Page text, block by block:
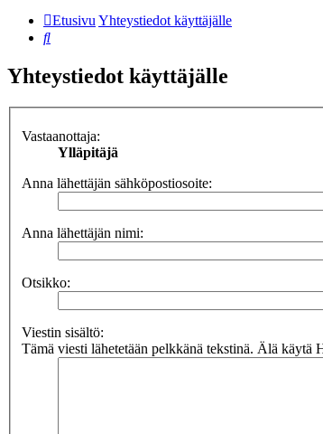
EtusivuYhteystiedot käyttäjälle
Etsi
Yhteystiedot käyttäjälle
Vastaanottaja:
Ylläpitäjä
Anna lähettäjän sähköpostiosoite:
Anna lähettäjän nimi:
Otsikko:
Viestin sisältö:
Tämä viesti lähetetään pelkkänä tekstinä. Älä käytä